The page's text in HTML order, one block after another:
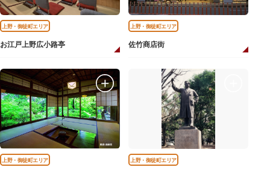
上野・御徒町エリア
お江戸上野広小路亭
上野・御徒町エリア
佐竹商店街
上野・御徒町エリア 上野・御徒町エリア